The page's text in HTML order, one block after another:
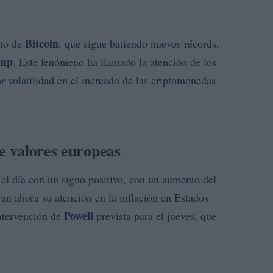
de Bitcoin, que sigue batiendo nuevos récords,
. Este fenómeno ha llamado la atención de los
volatilidad en el mercado de las criptomonedas
valores europeas
día con un signo positivo, con un aumento del
ahora su atención en la inflación en Estados
de Powell prevista para el jueves, que